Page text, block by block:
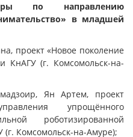
по направлению
в младшей
проект «Новое поколение
КнАГУ (г. Комсомольск-на-
Ян Артем, проект
упрощённого
роботизированной
Комсомольск-на-Амуре);